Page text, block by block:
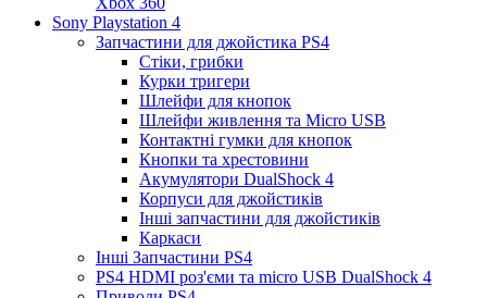
Sony Playstation 4
Запчастини для джойстика PS4
Стіки, грибки
Курки тригери
Шлейфи для кнопок
Шлейфи живлення та Micro USB
Контактні гумки для кнопок
Кнопки та хрестовини
Акумулятори DualShock 4
Корпуси для джойстиків
Інші запчастини для джойстиків
Каркаси
Інші Запчастини PS4
PS4 HDMI роз'єми та micro USB DualShock 4